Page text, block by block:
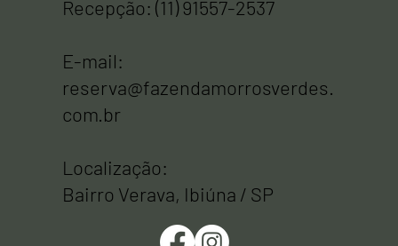
2696 (Ligações)
E-mail:
reserva@fazendamorrosverdes.
Localização:
Bairro Verava, Ibiúna / SP